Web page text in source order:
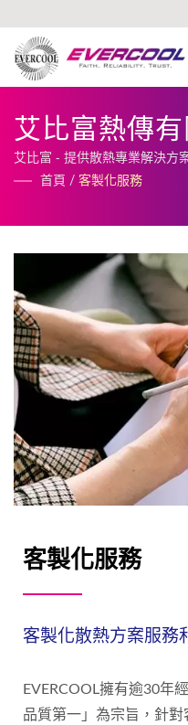
艾比富熱傳
艾比富 - 提供散熱專業解決方
首頁 / 客製化服務
客製化服務
客製化散熱方案服務
EVERCOOL擁有逾30年
品質第一」為宗旨，針